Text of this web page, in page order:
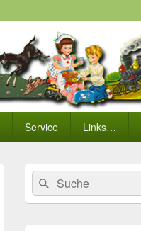
Service Links…
Primärer
Seitenleisten
Widget-
Bereich
Search
for:
Suche